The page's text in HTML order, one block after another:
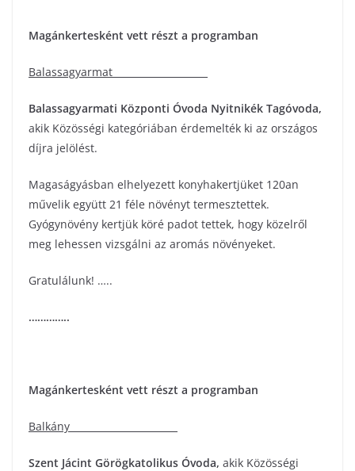
Magánkertesként vett részt a programban
Balassagyarmat
Balassagyarmati Központi Óvoda Nyitnikék Tagóvoda,
akik Közösségi kategóriában érdemelték ki az országos
díjra jelölést.
Magaságyásban elhelyezett konyhakertjüket 120an
művelik együtt 21 féle növényt termesztettek.
Gyógynövény kertjük köré padot tettek, hogy közelről
meg lehessen vizsgálni az aromás növényeket.
Gratulálunk! …..
…………..
Magánkertesként vett részt a programban
Balkány
Szent Jácint Görögkatolikus Óvoda, akik Közösségi